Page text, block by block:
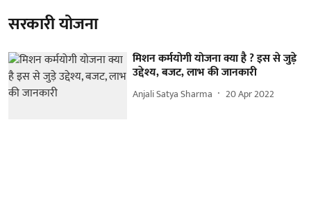
सरकारी योजना
मिशन कर्मयोगी योजना क्या है ? इस से जुड़े
उद्देश्य, बजट, लाभ की जानकारी
Anjali Satya Sharma 20 Apr 2022